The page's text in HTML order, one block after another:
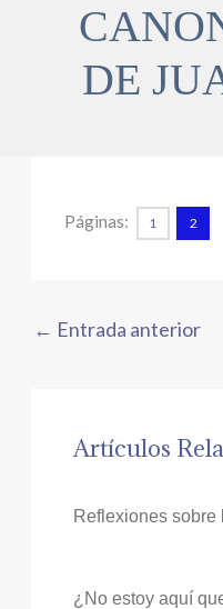
DE
Páginas: 1 2
← Entrada anterior
Artículos
Reflexiones sobre
¿No estoy aquí